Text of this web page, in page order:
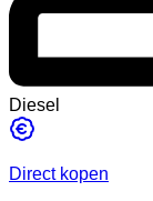
Diesel
Direct kopen